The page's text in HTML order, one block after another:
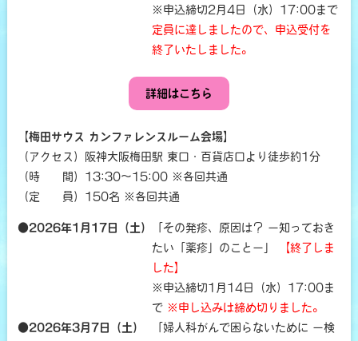
※申込締切2月4日（水）17:00まで
定員に達しましたので、申込受付を
終了いたしました。
詳細はこちら
【梅田サウス カンファレンスルーム会場】
（アクセス）阪神大阪梅田駅 東口・百貨店口より徒歩約1分
（時 間）13:30～15:00 ※各回共通
（定 員）150名 ※各回共通
●2026年1月17日（土）
「その発疹、原因は？ ー知っておき
たい「薬疹」のことー」
【終了しま
した】
※申込締切1月14日（水）17:00ま
で ※申し込みは締め切りました。
●2026年3月7日（土）
「婦人科がんで困らないために ー検